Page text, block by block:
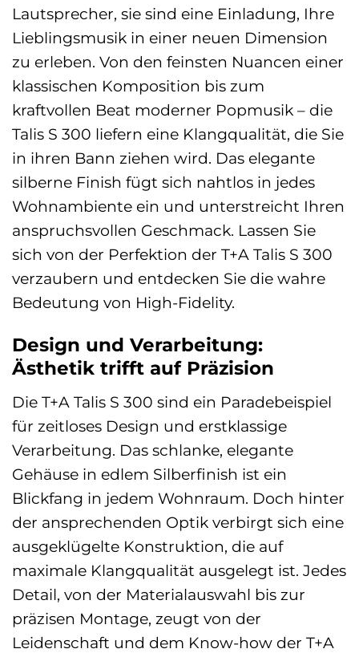
Lautsprecher, sie sind eine Einladung, Ihre
Lieblingsmusik in einer neuen Dimension
zu erleben. Von den feinsten Nuancen einer
klassischen Komposition bis zum
kraftvollen Beat moderner Popmusik – die
Talis S 300 liefern eine Klangqualität, die Sie
in ihren Bann ziehen wird. Das elegante
silberne Finish fügt sich nahtlos in jedes
Wohnambiente ein und unterstreicht Ihren
anspruchsvollen Geschmack. Lassen Sie
sich von der Perfektion der T+A Talis S 300
verzaubern und entdecken Sie die wahre
Bedeutung von High-Fidelity.
Design und Verarbeitung:
Ästhetik trifft auf Präzision
Die T+A Talis S 300 sind ein Paradebeispiel
für zeitloses Design und erstklassige
Verarbeitung. Das schlanke, elegante
Gehäuse in edlem Silberfinish ist ein
Blickfang in jedem Wohnraum. Doch hinter
der ansprechenden Optik verbirgt sich eine
ausgeklügelte Konstruktion, die auf
maximale Klangqualität ausgelegt ist. Jedes
Detail, von der Materialauswahl bis zur
präzisen Montage, zeugt von der
Leidenschaft und dem Know-how der T+A